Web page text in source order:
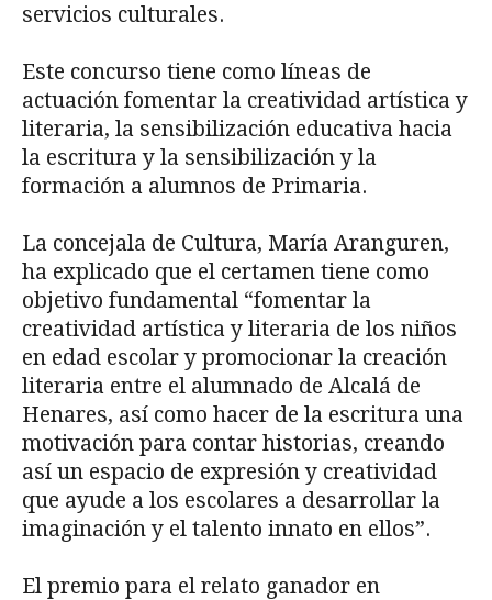
servicios culturales.
Este concurso tiene como líneas de
actuación fomentar la creatividad artística y
literaria, la sensibilización educativa hacia
la escritura y la sensibilización y la
formación a alumnos de Primaria.
La concejala de Cultura, María Aranguren,
ha explicado que el certamen tiene como
objetivo fundamental “fomentar la
creatividad artística y literaria de los niños
en edad escolar y promocionar la creación
literaria entre el alumnado de Alcalá de
Henares, así como hacer de la escritura una
motivación para contar historias, creando
así un espacio de expresión y creatividad
que ayude a los escolares a desarrollar la
imaginación y el talento innato en ellos”.
El premio para el relato ganador en